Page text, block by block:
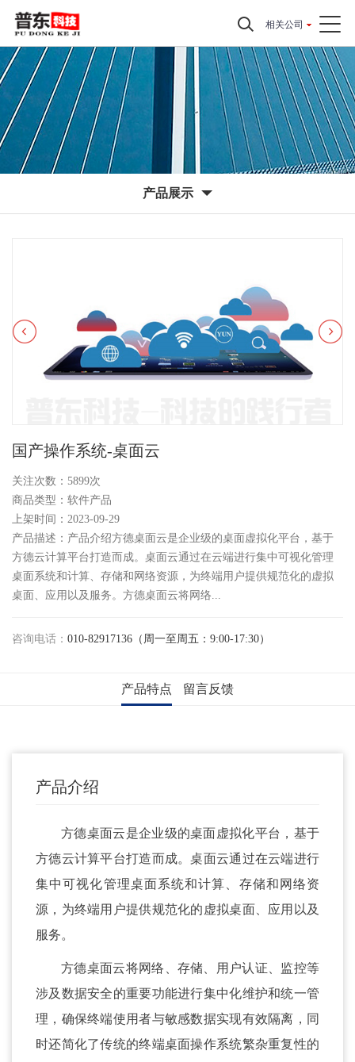
相关公司
产品展示
国产操作系统-桌面云
关注次数： 5899次
商品类型：软件产品
上架时间：2023-09-29
产品描述：产品介绍方德桌面云是企业级的桌面虚拟化平台，基于
方德云计算平台打造而成。桌面云通过在云端进行集中可视化管理
桌面系统和计算、存储和网络资源，为终端用户提供规范化的虚拟
桌面、应用以及服务。方德桌面云将网络...
咨询电话： 010-82917136（周一至周五：9:00-17:30）
产品特点 留言反馈
产品介绍
方德桌面云是企业级的桌面虚拟化平台，基于
方德云计算平台打造而成。桌面云通过在云端进行
集中可视化管理桌面系统和计算、存储和网络资
源，为终端用户提供规范化的虚拟桌面、应用以及
服务。
方德桌面云将网络、存储、用户认证、监控等
涉及数据安全的重要功能进行集中化维护和统一管
理，确保终端使用者与敏感数据实现有效隔离，同
时还简化了传统的终端桌面操作系统繁杂重复性的